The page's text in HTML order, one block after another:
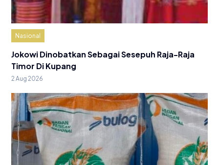
Nasional
Jokowi Dinobatkan Sebagai Sesepuh Raja-Raja
Timor Di Kupang
2 Aug 2026